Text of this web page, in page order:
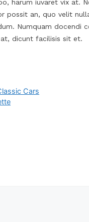
harum iuvaret vix at.
possit an, quo velit
Numquam docendi
dicunt facilisis sit et.
Cars